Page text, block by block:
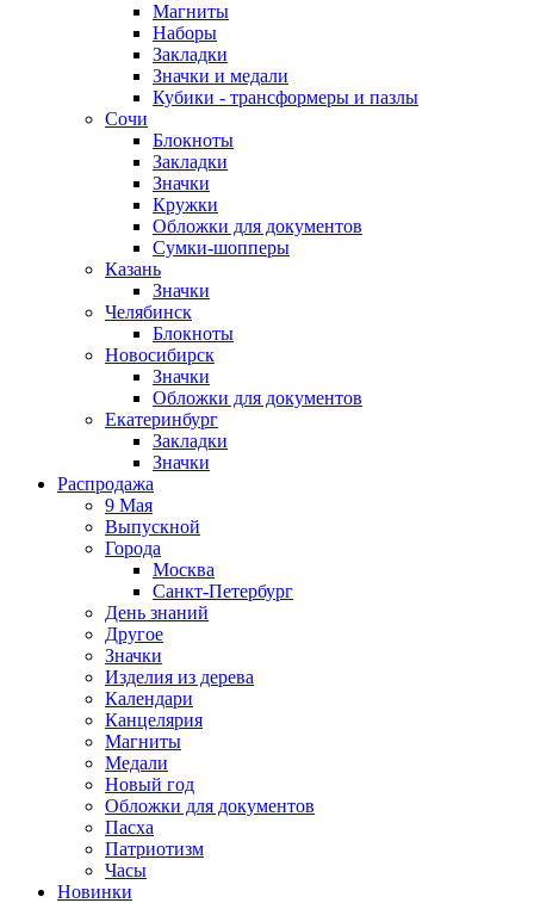
Магниты
Наборы
Закладки
Значки и медали
Кубики - трансформеры и пазлы
Сочи
Блокноты
Закладки
Значки
Кружки
Обложки для документов
Сумки-шопперы
Казань
Значки
Челябинск
Блокноты
Новосибирск
Значки
Обложки для документов
Екатеринбург
Закладки
Значки
Распродажа
9 Мая
Выпускной
Города
Москва
Санкт-Петербург
День знаний
Другое
Значки
Изделия из дерева
Календари
Канцелярия
Магниты
Медали
Новый год
Обложки для документов
Пасха
Патриотизм
Часы
Новинки